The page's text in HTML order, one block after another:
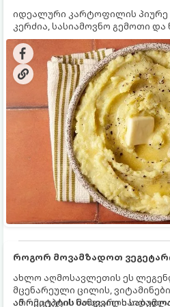
იდეალური კარტოფილის პიურე -
კერძია, სასიამოვნო გემოთი
ფერით. მისი მომზადება
არსებობს რამდენიმე
იცოდეთ, რომ პიურე
როგორ მოვამზადოთ
ახლო აღმოსავლეთის ეს
მცენარეული ცილის,
არომატების ნამდვილი
ამ რეცეპტის მთავარი